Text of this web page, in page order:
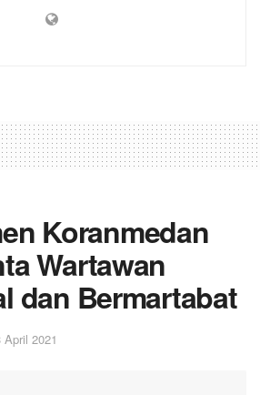
Koranmedan
Wartawan
dan Bermartabat
April 2021